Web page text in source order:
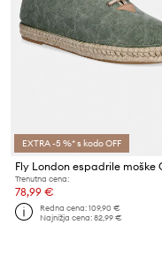
EXTRA -5 %* s kodo OFF
Trenutna cena:
78,99 €
Redna cena:109,90 €
Najnižja cena:82,99 €